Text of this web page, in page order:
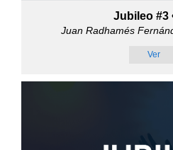
Jubileo #3
Juan Radhamés
Ver